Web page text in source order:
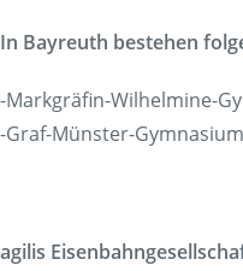
In Bayreuth bestehen
-Markgräfin-Wilhelmine-
-Graf-Münster-Gymnasium
agilis